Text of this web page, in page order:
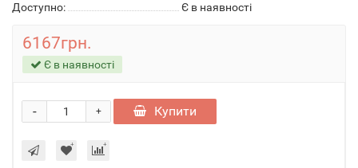
Доступно:
Є в наявності
6167грн.
Є в наявності
+
- Купити